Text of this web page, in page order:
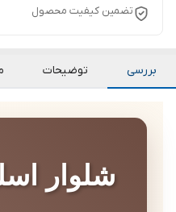
تضمین کیفیت محصول
بررسی توضیحات
شلوار